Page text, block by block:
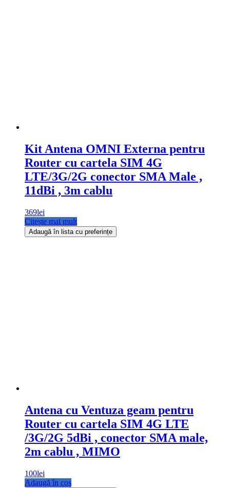
Kit Antena OMNI Externa pentru
Router cu cartela SIM 4G
LTE/3G/2G conector SMA Male ,
11dBi , 3m cablu
369lei
Citește mai mult
Adaugă în lista cu preferințe
Antena cu Ventuza geam pentru
Router cu cartela SIM 4G LTE
/3G/2G 5dBi , conector SMA male,
2m cablu , MIMO
100lei
Adaugă în coș